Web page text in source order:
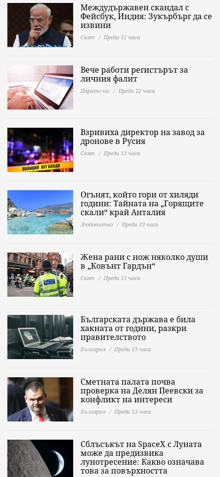
Междудържавен скандал с
Фейсбук, Индия: Зукърбърг да се
извини
Свят Преди 12 часа
Вече работи регистърът за
личния фалит
Парите ни Преди 12 часа
Взривиха директор на завод за
дронове в Русия
Свят Преди 13 часа
Огънят, който гори от хиляди
години: Тайната на „Горящите
скали“ край Анталия
Любопитно Преди 13 часа
Жена рани с нож няколко души
в „Ковънт Гардън“
Свят Преди 13 часа
Българската държава е била
хакната от години, разкри
правителството
България Преди 13 часа
Сметната палата почва
проверка на Делян Пеевски за
конфликт на интереси
България Преди 13 часа
Сблъсъкът на SpaceX с Луната
може да предизвика
лунотресение: Какво означава
това за повърхността